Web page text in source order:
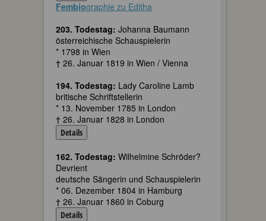
Fembiographie zu Editha
203. Todestag: Johanna Baumann
österreichische Schauspielerin
* 1798 in Wien
† 26. Januar 1819 in Wien / Vienna
194. Todestag: Lady Caroline Lamb
britische Schriftstellerin
* 13. November 1785 in London
† 26. Januar 1828 in London
Details
162. Todestag: Wilhelmine Schröder?
Devrient
deutsche Sängerin und Schauspielerin
* 06. Dezember 1804 in Hamburg
† 26. Januar 1860 in Coburg
Details